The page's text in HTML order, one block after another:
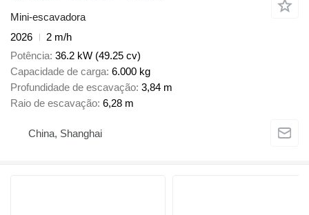
Mini-escavadora
2026
2 m/h
Potência 36.2 kW (49.25 cv)
Capacidade de carga 6.000 kg
Profundidade de escavação 3,84 m
Raio de escavação 6,28 m
China, Shanghai